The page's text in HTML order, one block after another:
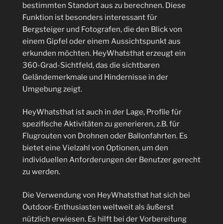
bestimmten Standort aus zu berechnen. Diese
Funktion ist besonders interessant für
Bergsteiger und Fotografen, die den Blick von
einem Gipfel oder einem Aussichtspunkt aus
erkunden möchten. HeyWhatsthat erzeugt ein
360-Grad-Sichtfeld, das die sichtbaren
Geländemerkmale und Hindernisse in der
Umgebung zeigt.
HeyWhatsthat ist auch in der Lage, Profile für
spezifische Aktivitäten zu generieren, z.B. für
Flugrouten von Drohnen oder Ballonfahrten. Es
bietet eine Vielzahl von Optionen, um den
individuellen Anforderungen der Benutzer gerecht
zu werden.
Die Verwendung von HeyWhatsthat hat sich bei
Outdoor-Enthusiasten weltweit als äußerst
nützlich erwiesen. Es hilft bei der Vorbereitung